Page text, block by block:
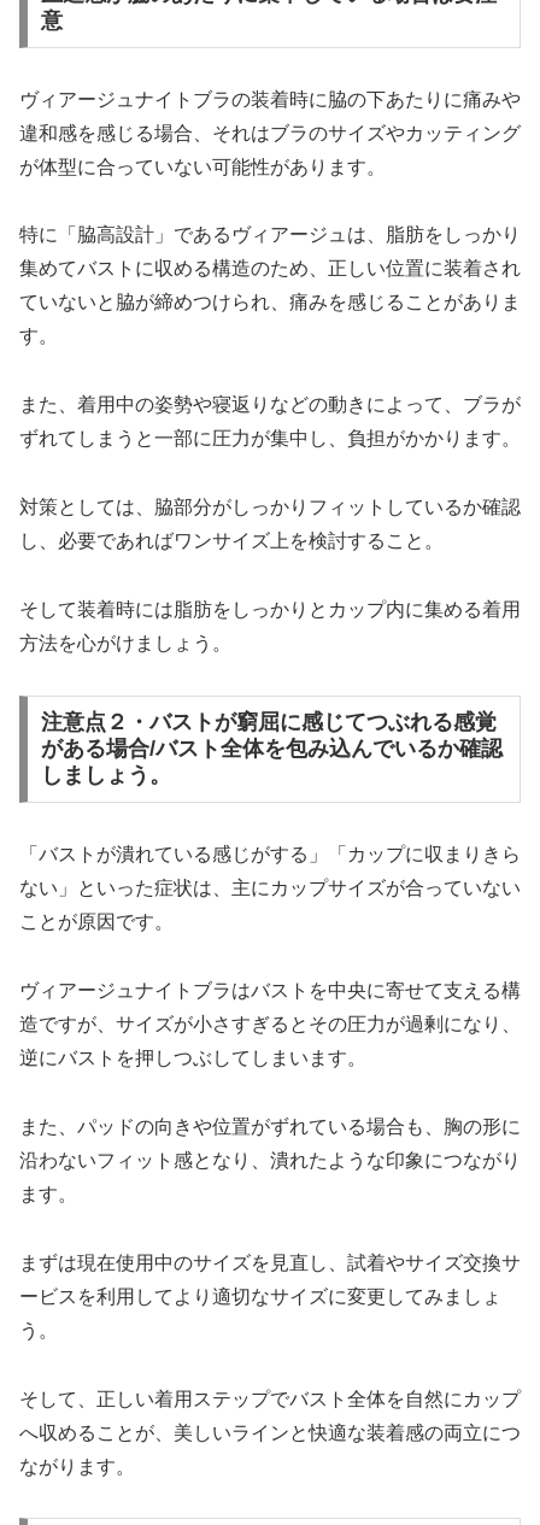
意
ヴィアージュナイトブラの装着時に脇の下あたりに痛みや
違和感を感じる場合、それはブラのサイズやカッティング
が体型に合っていない可能性があります。
特に「脇高設計」であるヴィアージュは、脂肪をしっかり
集めてバストに収める構造のため、正しい位置に装着され
ていないと脇が締めつけられ、痛みを感じることがありま
す。
また、着用中の姿勢や寝返りなどの動きによって、ブラが
ずれてしまうと一部に圧力が集中し、負担がかかります。
対策としては、脇部分がしっかりフィットしているか確認
し、必要であればワンサイズ上を検討すること。
そして装着時には脂肪をしっかりとカップ内に集める着用
方法を心がけましょう。
注意点２・バストが窮屈に感じてつぶれる感覚
がある場合/バスト全体を包み込んでいるか確認
しましょう。
「バストが潰れている感じがする」「カップに収まりきら
ない」といった症状は、主にカップサイズが合っていない
ことが原因です。
ヴィアージュナイトブラはバストを中央に寄せて支える構
造ですが、サイズが小さすぎるとその圧力が過剰になり、
逆にバストを押しつぶしてしまいます。
また、パッドの向きや位置がずれている場合も、胸の形に
沿わないフィット感となり、潰れたような印象につながり
ます。
まずは現在使用中のサイズを見直し、試着やサイズ交換サ
ービスを利用してより適切なサイズに変更してみましょ
う。
そして、正しい着用ステップでバスト全体を自然にカップ
へ収めることが、美しいラインと快適な装着感の両立につ
ながります。